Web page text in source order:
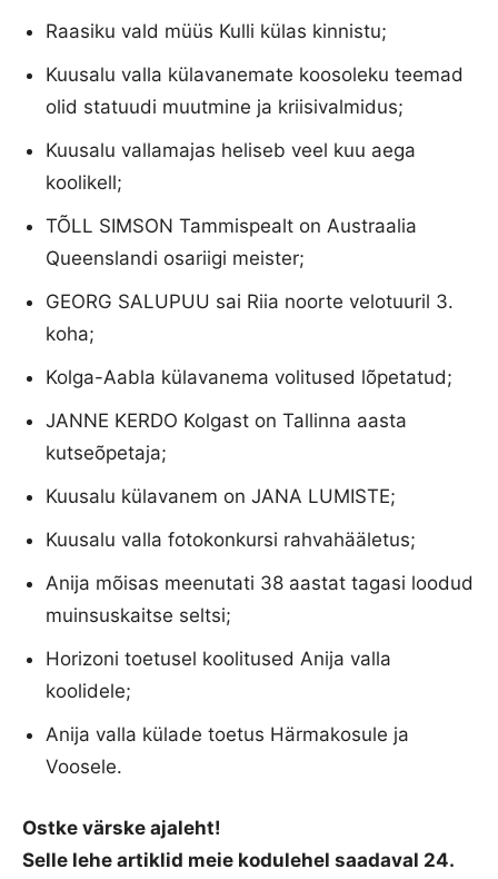
Raasiku vald müüs Kulli külas kinnistu;
Kuusalu valla külavanemate koosoleku teemad
olid statuudi muutmine ja kriisivalmidus;
Kuusalu vallamajas heliseb veel kuu aega
koolikell;
TÕLL SIMSON Tammispealt on Austraalia
Queenslandi osariigi meister;
GEORG SALUPUU sai Riia noorte velotuuril 3.
koha;
Kolga-Aabla külavanema volitused lõpetatud;
JANNE KERDO Kolgast on Tallinna aasta
kutseõpetaja;
Kuusalu külavanem on JANA LUMISTE;
Kuusalu valla fotokonkursi rahvahääletus;
Anija mõisas meenutati 38 aastat tagasi loodud
muinsuskaitse seltsi;
Horizoni toetusel koolitused Anija valla
koolidele;
Anija valla külade toetus Härmakosule ja
Voosele.
Ostke värske ajaleht!
Selle lehe artiklid meie kodulehel saadaval 24.